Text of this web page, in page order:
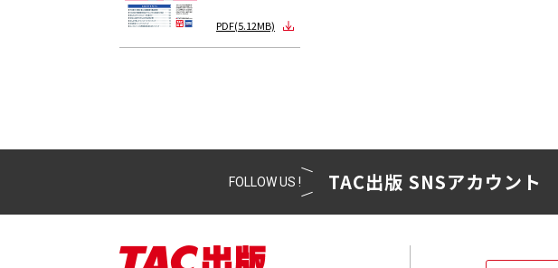
PDF(5.12MB)
FOLLOW US ! TAC出版 SNSアカウント